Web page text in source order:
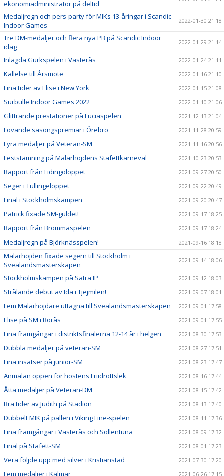
ekonomiadministratör på deltid
Medaljregn och pers-party för MIKs 13-åringar i Scandic
Indoor Games
2022-01-30 21:18
Tre DM-medaljer och flera nya PB på Scandic Indoor
idag
2022-01-29 21:14
Inlagda Gurkspelen i Västerås 2022-01-24 21:11
Kallelse till Årsmöte 2022-01-16 21:10
Fina tider av Elise i New York 2022-01-15 21:08
Surbulle Indoor Games 2022 2022-01-10 21:06
Glittrande prestationer på Luciaspelen 2021-12-13 21:04
Lovande säsongspremiär i Örebro 2021-11-28 20:59
Fyra medaljer på Veteran-SM 2021-11-16 20:56
Feststämning på Mälarhöjdens Stafettkarneval 2021-10-23 20:53
Rapport från Lidingöloppet 2021-09-27 20:50
Seger i Tullingeloppet 2021-09-22 20:49
Final i Stockholmskampen 2021-09-20 20:47
Patrick fixade SM-guldet! 2021-09-17 18:25
Rapport från Brommaspelen 2021-09-17 18:24
Medaljregn på Björknässpelen! 2021-09-16 18:18
Mälarhöjden fixade segern till Stockholm i
Svealandsmästerskapen
2021-09-14 18:06
Stockholmskampen på Sätra IP 2021-09-12 18:03
Strålande debut av Ida i Tjejmilen! 2021-09-07 18:01
Fem Mälarhöjdare uttagna till Svealandsmästerskapen 2021-09-01 17:58
Elise på SM i Borås 2021-09-01 17:55
Fina framgångar i distriktsfinalerna 12-14 år i helgen 2021-08-30 17:53
Dubbla medaljer på veteran-SM 2021-08-27 17:51
Fina insatser på junior-SM 2021-08-23 17:47
Anmälan öppen för höstens Friidrottslek 2021-08-16 17:44
Åtta medaljer på Veteran-DM 2021-08-15 17:42
Bra tider av Judith på Stadion 2021-08-13 17:40
Dubbelt MIK på pallen i Viking Line-spelen 2021-08-11 17:36
Fina framgångar i Västerås och Sollentuna 2021-08-09 17:32
Final på Stafett-SM 2021-08-01 17:23
Vera följde upp med silver i Kristianstad 2021-07-30 17:20
Fem medaljer i Kalmar 2021-06-26 17:15